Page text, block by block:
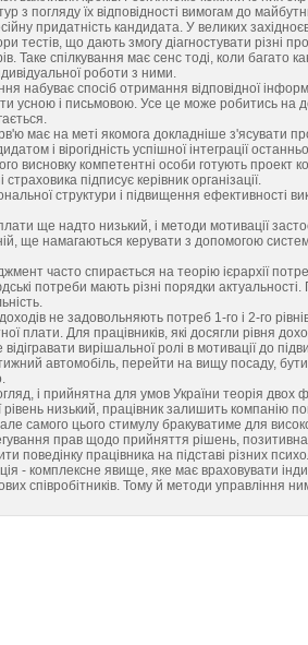
з погляду їх відповідності вимогам до
придатність кандидата. У великих
тестів, що дають змогу діагностувати різні
Таке спілкування має сенс тоді, коли багато
роботи з ними.
набуває спосіб отримання відповідної
усною і письмовою. Усе це може робитись на
має на меті якомога докладніше з'ясувати
і вірогідність успішної інтеграції
висновку компетентні особи готують
підписує керівник організації.
структури і підвищення ефективності
ще надто низький, і методи мотивації
ще намагаються керувати з допомогою
часто спирається на теорію ієрархії
потреби мають різні порядки
не задовольняють потреб 1-го і 2-го
плати. Для працівників, які досягли рівня
вирішальної ролі в мотивації до
автомобіль, перейти на вищу посаду, бути
і прийнятна для умов України теорія двох
низький, працівник залишить компанію
самого цього стимулу бракуватиме для
прав щодо прийняття рішень,
поведінку працівника на підставі різних
- комплексне явище, яке має враховувати
співробітників. Тому й методи управління